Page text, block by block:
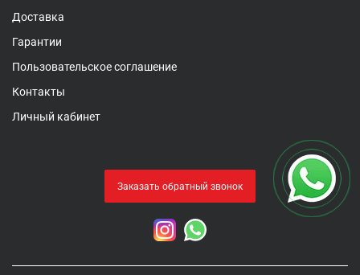
Доставка
Гарантии
Пользовательское соглашение
Контакты
Личный кабинет
Заказать обратный звонок